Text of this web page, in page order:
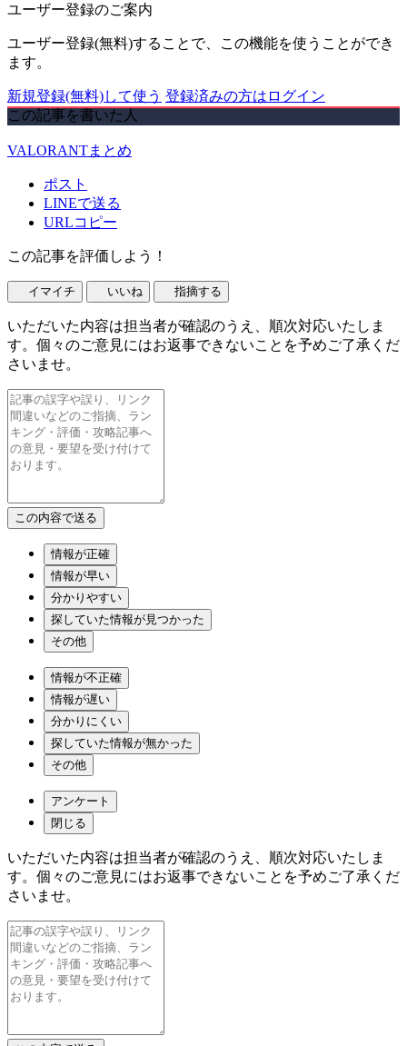
ユーザー登録のご案内
ユーザー登録(無料)することで、この機能を使うことができ
ます。
新規登録(無料)して使う 登録済みの方はログイン
この記事を書いた人
VALORANTまとめ
ポスト
LINEで送る
URLコピー
この記事を評価しよう！
イマイチ いいね 指摘する
いただいた内容は担当者が確認のうえ、順次対応いたしま
す。個々のご意見にはお返事できないことを予めご了承くだ
さいませ。
情報が正確
情報が早い
分かりやすい
探していた情報が見つかった
その他
情報が不正確
情報が遅い
分かりにくい
探していた情報が無かった
その他
アンケート
閉じる
いただいた内容は担当者が確認のうえ、順次対応いたしま
す。個々のご意見にはお返事できないことを予めご了承くだ
さいませ。